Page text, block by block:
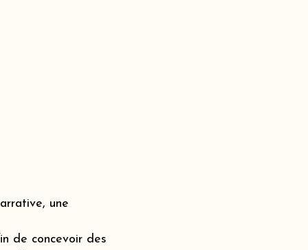
une
de concevoir des